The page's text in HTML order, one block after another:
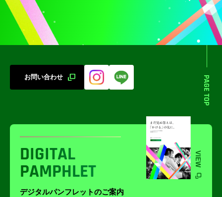
PAGE TOP
お問い合わせ
DIGITAL
PAMPHLET
デジタルパンフレットのご案内
VIEW